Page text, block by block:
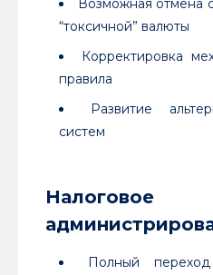
“токсичной” валюты
Корректировка
правила
Развитие
систем
Налоговое
Полный